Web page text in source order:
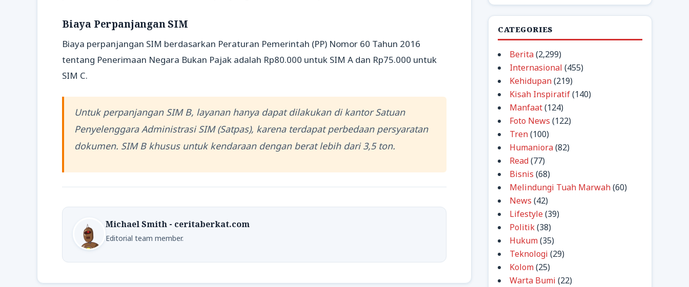
Biaya Perpanjangan SIM
Biaya perpanjangan SIM berdasarkan Peraturan Pemerintah (PP) Nomor 60 Tahun 2016
tentang Penerimaan Negara Bukan Pajak adalah Rp80.000 untuk SIM A dan Rp75.000 untuk
SIM C.
Untuk perpanjangan SIM B, layanan hanya dapat dilakukan di kantor Satuan
Penyelenggara Administrasi SIM (Satpas), karena terdapat perbedaan persyaratan
dokumen. SIM B khusus untuk kendaraan dengan berat lebih dari 3,5 ton.
Michael Smith - ceritaberkat.com
Editorial team member.
CATEGORIES
Berita(2,299)
Internasional (455)
Kehidupan(219)
Kisah Inspiratif(140)
Manfaat(124)
Foto News (122)
Tren(100)
Humaniora(82)
Read(77)
Bisnis (68)
Melindungi Tuah Marwah(60)
News (42)
Lifestyle(39)
Politik(38)
Hukum(35)
Teknologi (29)
Kolom(25)
Warta Bumi (22)